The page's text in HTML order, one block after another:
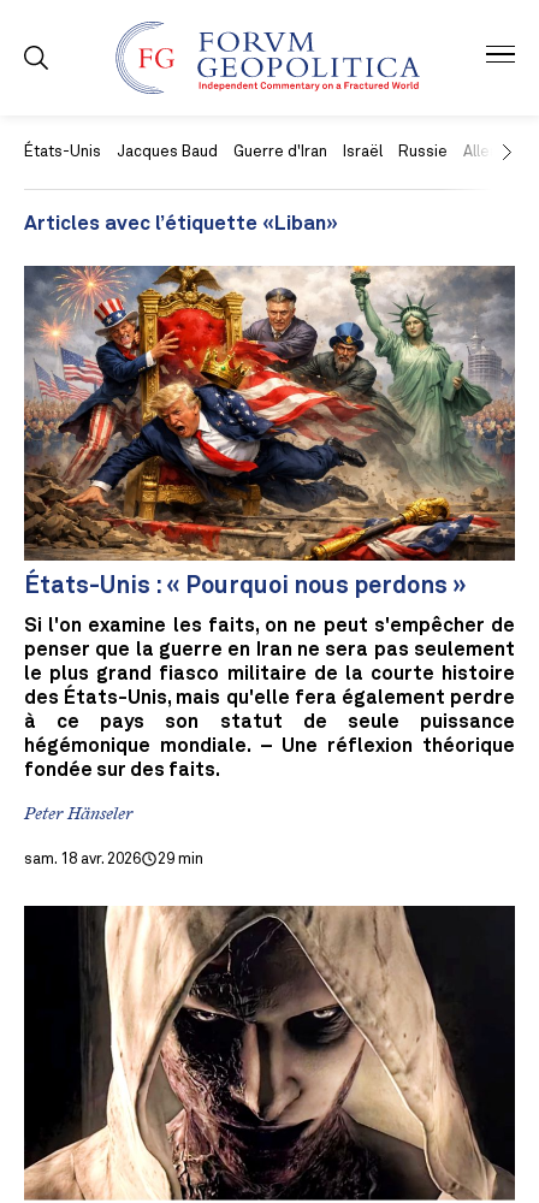
États-Unis Jacques Baud Guerre d'Iran Israël Russie Allemagne
Articles avec l’étiquette «Liban»
États-Unis : « Pourquoi nous perdons »
Si l'on examine les faits, on ne peut s'empêcher de
penser que la guerre en Iran ne sera pas seulement
le plus grand fiasco militaire de la courte histoire
des États-Unis, mais qu'elle fera également perdre
à ce pays son statut de seule puissance
hégémonique mondiale. – Une réflexion théorique
fondée sur des faits.
Peter Hänseler
sam. 18 avr. 2026 29 min